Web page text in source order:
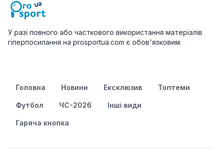
У разі повного або часткового використання матеріалів
гіперпосилання на prosportua.com є обов'язковим.
Головна Новини Ексклюзив Топтеми
Футбол ЧС-2026 Інші види
Гаряча кнопка